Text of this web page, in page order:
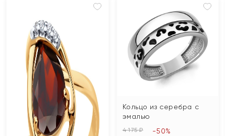
Кольцо из серебра с
эмалью
4 175 ₽ -50%